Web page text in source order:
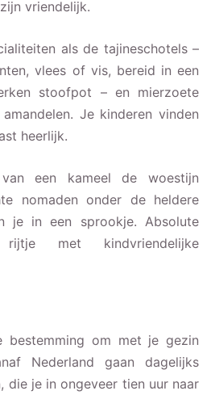
vriendelijk.
als de tajineschotels –
vlees of vis, bereid in een
stoofpot – en mierzoete
Je kinderen vinden
heerlijk.
een kameel de woestijn
nomaden onder de heldere
je in een sprookje. Absolute
met kindvriendelijke
bestemming om met je gezin
Nederland gaan dagelijks
die je in ongeveer tien uur naar